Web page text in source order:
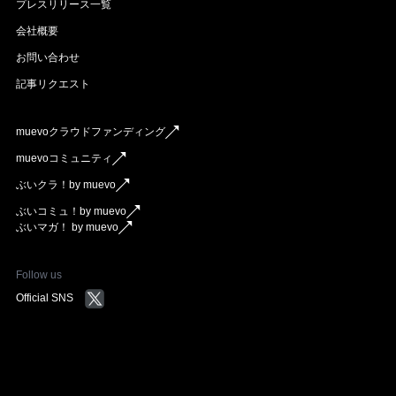
プレスリリース一覧
会社概要
お問い合わせ
記事リクエスト
muevoクラウドファンディング
muevoコミュニティ
ぶいクラ！by muevo
ぶいコミュ！by muevo
ぶいマガ！ by muevo
Follow us
Official SNS